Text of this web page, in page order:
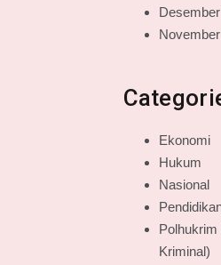
Ekonomi
Hukum
Nasional
Kriminal)